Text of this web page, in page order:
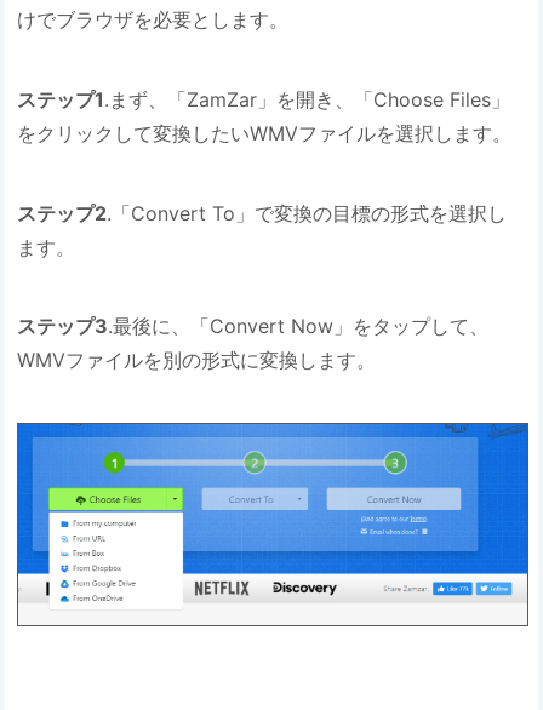
けでブラウザを必要とします。
ステップ1.まず、「ZamZar」を開き、「Choose Files」
をクリックして変換したいWMVファイルを選択します。
ステップ2.「Convert To」で変換の目標の形式を選択し
ます。
ステップ3.最後に、「Convert Now」をタップして、
WMVファイルを別の形式に変換します。